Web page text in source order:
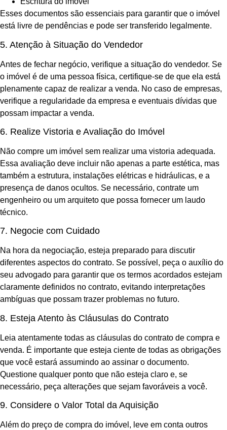
Esses documentos são essenciais para garantir que o imóvel
está livre de pendências e pode ser transferido legalmente.
5. Atenção à Situação do Vendedor
Antes de fechar negócio, verifique a situação do vendedor. Se
o imóvel é de uma pessoa física, certifique-se de que ela está
plenamente capaz de realizar a venda. No caso de empresas,
verifique a regularidade da empresa e eventuais dívidas que
possam impactar a venda.
6. Realize Vistoria e Avaliação do Imóvel
Não compre um imóvel sem realizar uma vistoria adequada.
Essa avaliação deve incluir não apenas a parte estética, mas
também a estrutura, instalações elétricas e hidráulicas, e a
presença de danos ocultos. Se necessário, contrate um
engenheiro ou um arquiteto que possa fornecer um laudo
técnico.
7. Negocie com Cuidado
Na hora da negociação, esteja preparado para discutir
diferentes aspectos do contrato. Se possível, peça o auxílio do
seu advogado para garantir que os termos acordados estejam
claramente definidos no contrato, evitando interpretações
ambíguas que possam trazer problemas no futuro.
8. Esteja Atento às Cláusulas do Contrato
Leia atentamente todas as cláusulas do contrato de compra e
venda. É importante que esteja ciente de todas as obrigações
que você estará assumindo ao assinar o documento.
Questione qualquer ponto que não esteja claro e, se
necessário, peça alterações que sejam favoráveis a você.
9. Considere o Valor Total da Aquisição
Além do preço de compra do imóvel, leve em conta outros